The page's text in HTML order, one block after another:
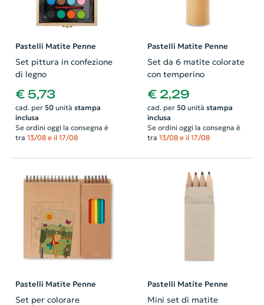
Pastelli Matite Penne
Set pittura in confezione
di legno
€ 5,73
cad. per 50unità stampa
inclusa
Se ordini oggi la consegna è
tra 13/08 e il 17/08
Pastelli Matite Penne
Set da 6 matite colorate
con temperino
€ 2,29
cad. per 50unità stampa
inclusa
Se ordini oggi la consegna è
tra 13/08 e il 17/08
Pastelli Matite Penne
Set per colorare
Pastelli Matite Penne
Mini set di matite